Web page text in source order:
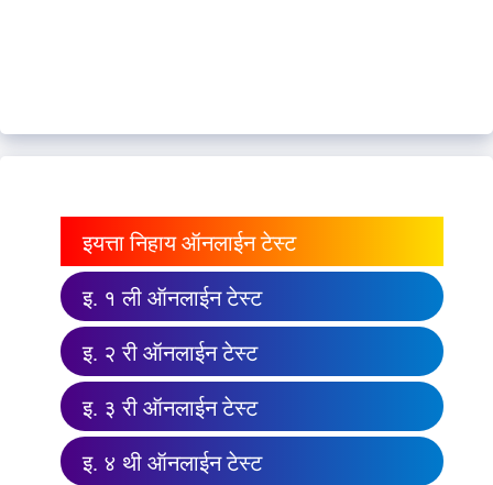
इयत्ता निहाय ऑनलाईन टेस्ट
इ. १ ली ऑनलाईन टेस्ट
इ. २ री ऑनलाईन टेस्ट
इ. ३ री ऑनलाईन टेस्ट
इ. ४ थी ऑनलाईन टेस्ट